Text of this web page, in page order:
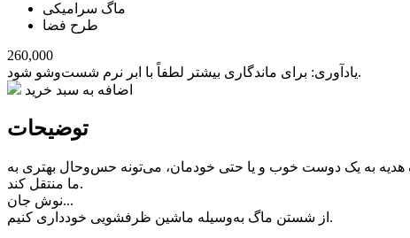
ماگ سرامیکی
طرح فضا
260,000
یادآوری: برای ماندگاری بیشتر لطفاً با ابر نرم شست‌وشو شود.
اضافه به سبد خرید
توضیحات
به یک دوست خوب و یا حتی خودمان، می‌تونه حس‌وحال بهتری به
ما منتقل کند.
نوش جان...
از شستن ماگ به‌وسیله ماشین ظرفشویی خودداری کنیم.